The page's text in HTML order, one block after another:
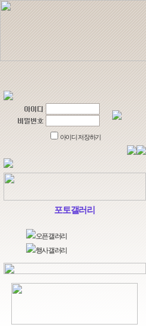
아이디 저장하기
포토갤러리
오픈갤러리
행사갤러리